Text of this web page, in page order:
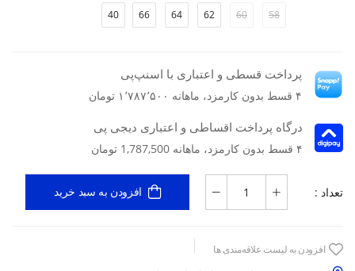
58
60
62
64
66
40
پرداخت قسطی و اعتباری با اسنپ‌پی
۴ قسط بدون کارمزد، ماهانه ۱٬۷۸۷٬۵۰۰ تومان
درگاه پرداخت اقساطی و اعتباری دیجی پی
۴ قسط بدون کارمزد، ماهانه 1,787,500 تومان
تعداد : افزودن به سبد خرید
افزودن به لیست علاقه‌مندی ها